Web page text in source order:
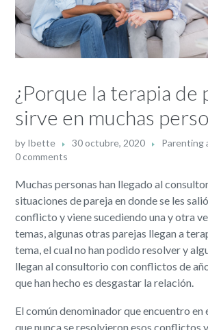
¿Porque la terapia de
sirve en muchas
by Ibette 30 octubre, 2020
Parenting
0 comments
Muchas personas han llegado al
situaciones de pareja en donde se les
conflicto y viene sucediendo una y otra
temas, algunas otras parejas llegan a
tema, el cual no han podido resolver y
llegan al consultorio con conflictos de
que han hecho es desgastar la relación.
El común denominador que encuentro en
que nunca se resolvieron esos conflictos